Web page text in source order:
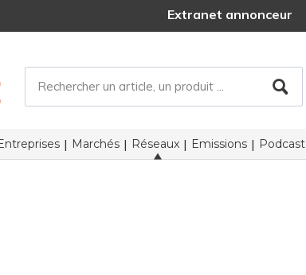
Extranet annonceur
Marchés Réseaux Emissions Podcast